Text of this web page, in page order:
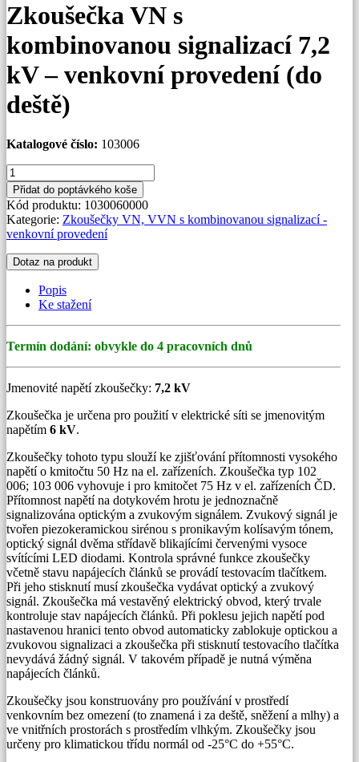
Zkoušečka VN s
kombinovanou signalizací 7,2
kV – venkovní provedení (do
deště)
Katalogové číslo: 103006
Zkoušečka
VN
s
kombinovanou
signalizací
7,2
kV
-
venkovní
provedení
deště)
množství
Přidat do poptávkého koše
Kód produktu: 1030060000
Kategorie: Zkoušečky VN, VVN s kombinovanou signalizací -
venkovní provedení
Dotaz na produkt
Popis
Ke stažení
Termín dodání: obvykle do 4 pracovních dnů
Jmenovité napětí zkoušečky: 7,2 kV
Zkoušečka je určena pro použití v elektrické síti se jmenovitým
napětím 6 kV.
Zkoušečky tohoto typu slouží ke zjišťování přítomnosti vysokého
napětí o kmitočtu 50 Hz na el. zařízeních. Zkoušečka typ 102
006; 103 006 vyhovuje i pro kmitočet 75 Hz v el. zařízeních ČD.
Přítomnost napětí na dotykovém hrotu je jednoznačně
signalizována optickým a zvukovým signálem. Zvukový signál je
tvořen piezokeramickou sirénou s pronikavým kolísavým tónem,
optický signál dvěma střídavě blikajícími červenými vysoce
svítícími LED diodami. Kontrola správné funkce zkoušečky
včetně stavu napájecích článků se provádí testovacím tlačítkem.
Při jeho stisknutí musí zkoušečka vydávat optický a zvukový
signál. Zkoušečka má vestavěný elektrický obvod, který trvale
kontroluje stav napájecích článků. Při poklesu jejich napětí pod
nastavenou hranici tento obvod automaticky zablokuje optickou a
zvukovou signalizaci a zkoušečka při stisknutí testovacího tlačítka
nevydává žádný signál. V takovém případě je nutná výměna
napájecích článků.
Zkoušečky jsou konstruovány pro používání v prostředí
venkovním bez omezení (to znamená i za deště, sněžení a mlhy) a
ve vnitřních prostorách s prostředím vlhkým. Zkoušečky jsou
určeny pro klimatickou třídu normál od -25°C do +55°C.